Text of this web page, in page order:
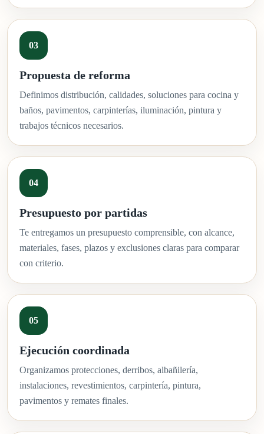
Propuesta de reforma
Definimos distribución, calidades, soluciones para cocina y
baños, pavimentos, carpinterías, iluminación, pintura y
trabajos técnicos necesarios.
Presupuesto por partidas
Te entregamos un presupuesto comprensible, con alcance,
materiales, fases, plazos y exclusiones claras para comparar
con criterio.
Ejecución coordinada
Organizamos protecciones, derribos, albañilería,
instalaciones, revestimientos, carpintería, pintura,
pavimentos y remates finales.